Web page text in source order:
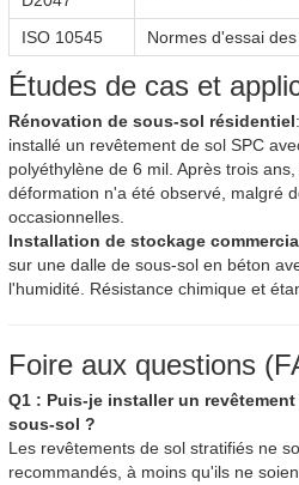
ISO 10545 Normes d'essai
Études de cas et
Rénovation de sous-sol résidentiel
installé un revêtement de sol SPC
polyéthylène de 6 mil. Après trois
déformation n'a été observé, malgré
occasionnelles.
Installation de stockage
sur une dalle de sous-sol en béton
l'humidité. Résistance chimique et
Foire aux questions
Q1 : Puis-je installer un
sous-sol ?
Les revêtements de sol stratifiés ne
recommandés, à moins qu'ils ne